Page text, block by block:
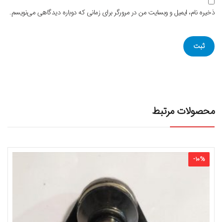
ذخیره نام، ایمیل و وبسایت من در مرورگر برای زمانی که دوباره دیدگاهی می‌نویسم.
محصولات مرتبط
-10%